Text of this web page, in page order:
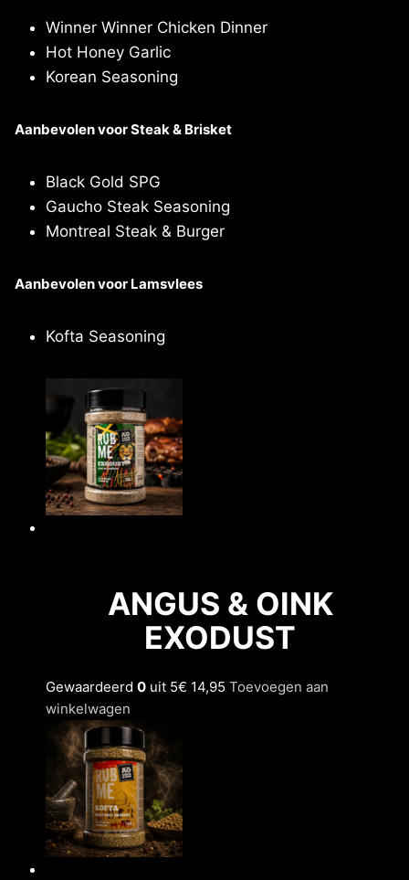
Winner Winner Chicken Dinner
Hot Honey Garlic
Korean Seasoning
Aanbevolen voor Steak & Brisket
Black Gold SPG
Gaucho Steak Seasoning
Montreal Steak & Burger
Aanbevolen voor Lamsvlees
Kofta Seasoning
ANGUS & OINK
EXODUST
Gewaardeerd 0 uit 5€ 14,95 Toevoegen aan
winkelwagen